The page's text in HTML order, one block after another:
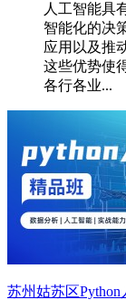
人工智能具
智能化的决
应用以及推
这些优势使
各行各业...
苏州姑苏区